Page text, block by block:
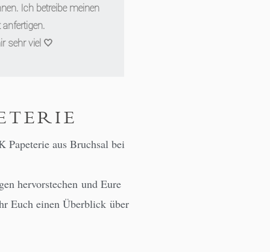
Ich betreibe meinen
sehr viel 🤍
Papeterie aus Bruchsal bei
hervorstechen und Eure
Euch einen Überblick über